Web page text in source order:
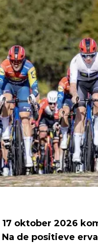
17 oktober 2026
de positieve